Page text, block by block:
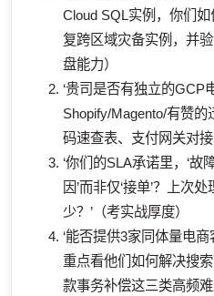
Cloud SQL实例，你们
复跨区域灾备实例，并
盘能力）
‘贵司是否有独立的GCP
Shopify/Magento/有赞
码速查表、支付网关对接
‘你们的SLA承诺里，‘故
因’而非仅‘接单’？上次
少？’（考实战厚度）
‘能否提供3家同体量电
重点看他们如何解决搜
款事务补偿这三类高频难